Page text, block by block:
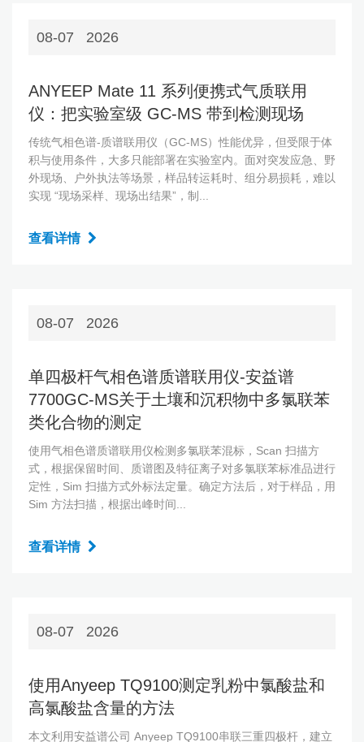
08-07 2026
ANYEEP Mate 11 系列便携式气质联用
仪：把实验室级 GC‑MS 带到检测现场
传统气相色谱‑质谱联用仪（GC‑MS）性能优异，但受限于体
积与使用条件，大多只能部署在实验室内。面对突发应急、野
外现场、户外执法等场景，样品转运耗时、组分易损耗，难以
实现 “现场采样、现场出结果”，制...
查看详情
08-07 2026
单四极杆气相色谱质谱联用仪-安益谱
7700GC-MS关于土壤和沉积物中多氯联苯
类化合物的测定
使用气相色谱质谱联用仪检测多氯联苯混标，Scan 扫描方
式，根据保留时间、质谱图及特征离子对多氯联苯标准品进行
定性，Sim 扫描方式外标法定量。确定方法后，对于样品，用
Sim 方法扫描，根据出峰时间...
查看详情
08-07 2026
使用Anyeep TQ9100测定乳粉中氯酸盐和
高氯酸盐含量的方法
本文利用安益谱公司 Anyeep TQ9100串联三重四极杆，建立